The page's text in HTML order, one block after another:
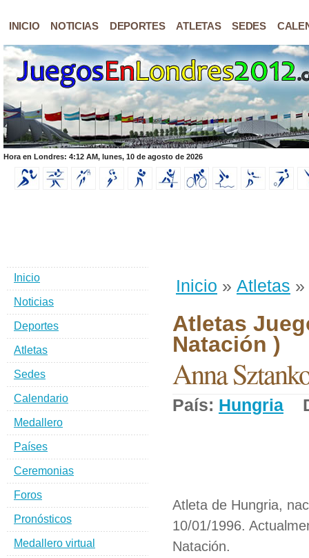
INICIO NOTICIAS DEPORTES ATLETAS SEDES
Hora en Londres: 4:12 AM, lunes, 10 de agosto de 2026
Inicio » Atletas
Atletas
Natación )
Anna
País: Hungria
Atleta de Hungria,
10/01/1996.
Natación.
Inicio
Noticias
Deportes
Atletas
Sedes
Calendario
Medallero
Países
Ceremonias
Foros
Pronósticos
Medallero virtual